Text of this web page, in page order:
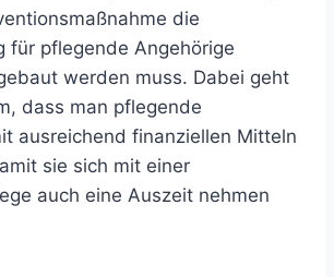
die
für pflegende Angehörige
werden muss. Dabei geht
dass man pflegende
ausreichend finanziellen Mitteln
sie sich mit einer
auch eine Auszeit nehmen